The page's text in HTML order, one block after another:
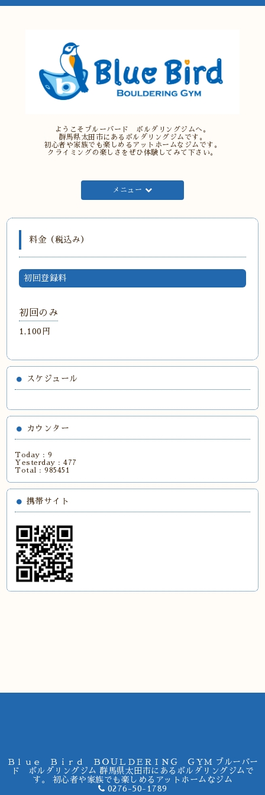
ようこそブルーバード ボルダリングジムへ。
群馬県太田市にあるボルダリングジムです。
初心者や家族でも楽しめるアットホームなジムです。
クライミングの楽しさをぜひ体験してみて下さい。
メニュー
料金（税込み）
初回登録料
初回のみ
1,100円
スケジュール
カウンター
Today :9
Yesterday :477
Total :985451
携帯サイト
Ｂｌｕｅ Ｂｉｒｄ ＢＯＵＬＤＥＲＩＮＧ ＧＹＭ ブルーバー
ド ボルダリングジム 群馬県太田市にあるボルダリングジムで
す。 初心者や家族でも楽しめるアットホームなジム
0276-50-1789